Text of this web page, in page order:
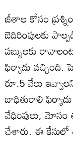
జీతాల కోసం
బెదిరింపులకు
పబ్బులకు
ఫిర్యాదు వచ్చింది.
రూ.5 వేలు
బాధితురాలి
వేధింపులు, మోసం
చేశారు. ఈ కేసులో